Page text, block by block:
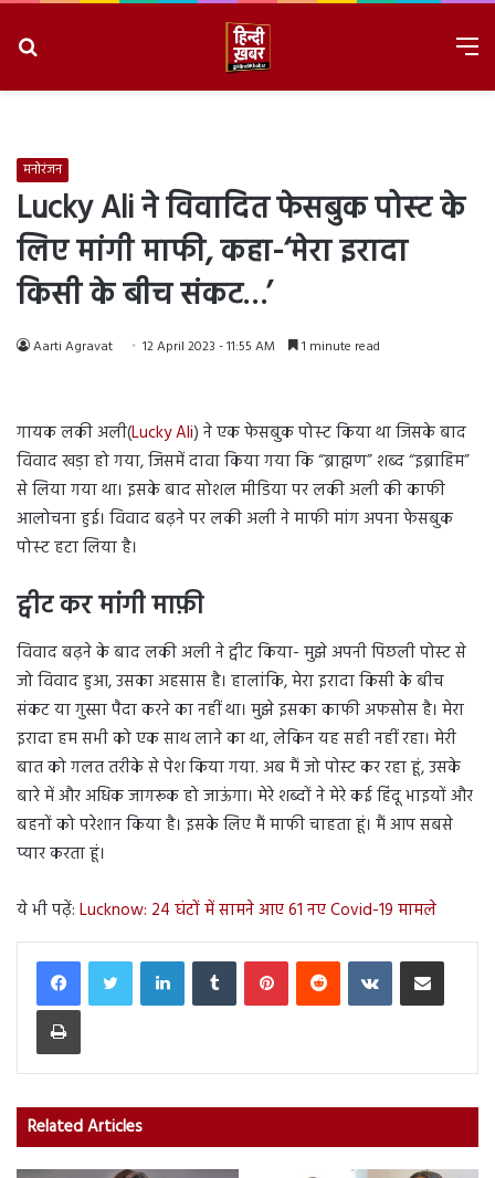
मनोरंजन
Lucky Ali ने विवादित फेसबुक पोस्‍ट के
लिए मांगी माफी, कहा-‘मेरा इरादा
किसी के बीच संकट…’
Aarti Agravat 12 April 2023 - 11:55 AM 1 minute read
गायक लकी अली(Lucky Ali) ने एक फेसबुक पोस्‍ट किया था जिसके बाद
विवाद खड़ा हो गया, जिसमें दावा किया गया कि “ब्राह्मण” शब्द “इब्राहिम”
से लिया गया था। इसके बाद सोशल मीडिया पर लकी अली की काफी
आलोचना हुई। विवाद बढ़ने पर लकी अली ने माफी मांग अपना फेसबुक
पोस्‍ट हटा लिया है।
ट्वीट कर मांगी माफ़ी
विवाद बढ़ने के बाद लकी अली ने ट्वीट किया- मुझे अपनी पिछली पोस्ट से
जो विवाद हुआ, उसका अहसास है। हालांकि, मेरा इरादा किसी के बीच
संकट या गुस्सा पैदा करने का नहीं था। मुझे इसका काफी अफसोस है। मेरा
इरादा हम सभी को एक साथ लाने का था, लेकिन यह सही नहीं रहा। मेरी
बात को गलत तरीके से पेश किया गया. अब मैं जो पोस्ट कर रहा हूं, उसके
बारे में और अधिक जागरूक हो जाऊंगा। मेरे शब्दों ने मेरे कई हिंदू भाइयों और
बहनों को परेशान किया है। इसके लिए मैं माफी चाहता हूं। मैं आप सबसे
प्यार करता हूं।
ये भी पढ़ें: Lucknow: 24 घंटों में सामने आए 61 नए Covid-19 मामले
LinkedInTumblr PinterestReddit VKontakteShare via Email
Print
Related Articles